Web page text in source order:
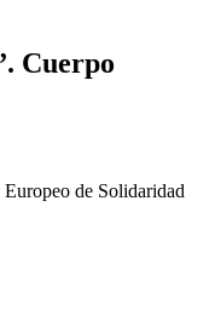
Cuerpo
de Solidaridad